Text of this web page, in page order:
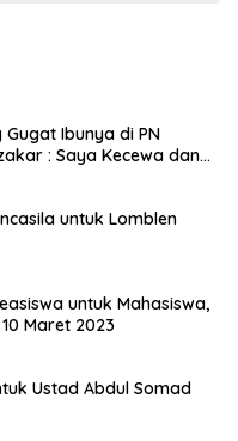
Gugat Ibunya di PN
: Saya Kecewa dan
untuk Lomblen
untuk Mahasiswa,
Maret 2023
Ustad Abdul Somad